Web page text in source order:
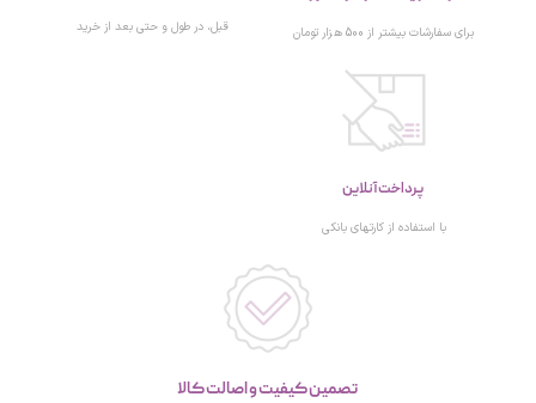
برای سفارشات بیشتر از 500 هزار تومان قبل، در طول و حتی بعد از خرید
پرداخت آنلاین
با استفاده از کارتهای بانکی
تصمین کیفیت و اصالت کالا